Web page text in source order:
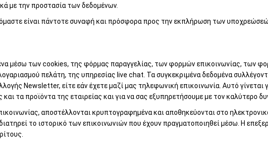
με την προστασία των δεδομένων.
είναι πάντοτε συναφή και πρόσφορα προς την εκπλήρωση των
μέσω των cookies, της φόρμας παραγγελίας, των φορμών επικοινωνίας, των
πελάτη, της υπηρεσίας live chat. Τα συγκεκριμένα δεδομένα
Newsletter, είτε εάν έχετε μαζί μας τηλεφωνική επικοινωνία. Αυτό γίνεται
τα προϊόντα της εταιρείας και για να σας εξυπηρετήσουμε με τον καλύτερο
αποστέλλονται κρυπτογραφημένα και αποθηκεύονται στο
το ιστορικό των επικοινωνιών που έχουν πραγματοποιηθεί μέσω. Η